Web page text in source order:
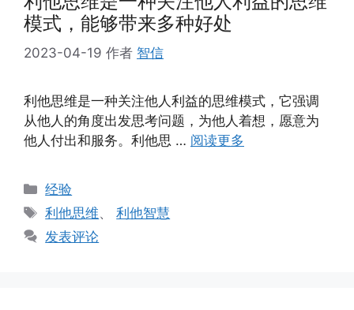
模式，能够带来多种好处
2023-04-19 作者 智信
利他思维是一种关注他人利益的思维模式，它强调
从他人的角度出发思考问题，为他人着想，愿意为
他人付出和服务。利他思 … 阅读更多
分
类
经验
标
签
利他思维、利他智慧
发表评论